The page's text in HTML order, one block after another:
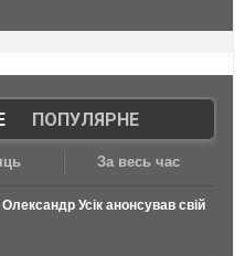
| ПОПУЛЯРНЕ
За весь час
Усік анонсував свій